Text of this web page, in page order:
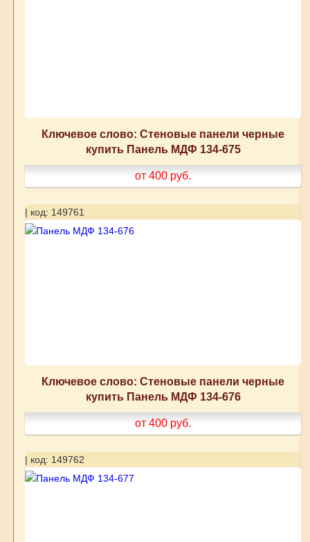
Ключевое слово: Стеновые панели черные
купить Панель МДФ 134-675
от 400 руб.
| код: 149761
Ключевое слово: Стеновые панели черные
купить Панель МДФ 134-676
от 400 руб.
| код: 149762